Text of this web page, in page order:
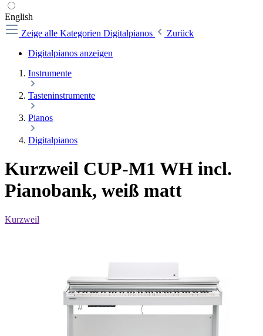
English
Zeige alle Kategorien Digitalpianos
Zurück
Digitalpianos anzeigen
Instrumente
Tasteninstrumente
Pianos
Digitalpianos
Kurzweil CUP-M1 WH incl.
Pianobank, weiß matt
Kurzweil